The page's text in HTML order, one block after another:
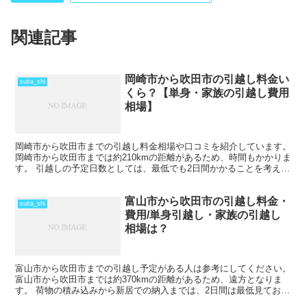
関連記事
suita_shi
岡崎市から吹田市の引越し料金い
くら？【単身・家族の引越し費用
相場】
岡崎市から吹田市までの引越し料金相場や口コミを紹介しています。
岡崎市から吹田市までは約210kmの距離があるため、時間もかかりま
す。 引越しの予定日数としては、最低でも2日間かかることを考えて
suita_shi
富山市から吹田市の引越し料金・
費用/単身引越し・家族の引越し
相場は？
富山市から吹田市までの引越し予定がある人は参考にしてください。
富山市から吹田市までは約370kmの距離があるため、遠方となりま
す。 荷物の積み込みから新居での納入までは、2日間は最低見ておい